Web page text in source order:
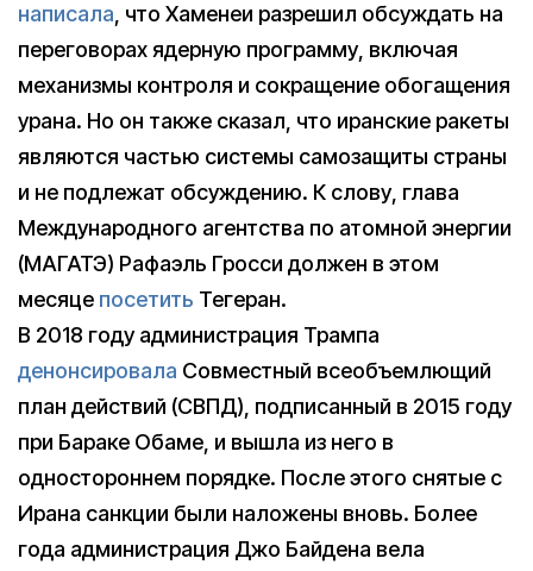
написала, что Хаменеи разрешил обсуждать на
переговорах ядерную программу, включая
механизмы контроля и сокращение обогащения
урана. Но он также сказал, что иранские ракеты
являются частью системы самозащиты страны
и не подлежат обсуждению. К слову, глава
Международного агентства по атомной энергии
(МАГАТЭ) Рафаэль Гросси должен в этом
месяце посетить Тегеран.
В 2018 году администрация Трампа
денонсировала Совместный всеобъемлющий
план действий (СВПД), подписанный в 2015 году
при Бараке Обаме, и вышла из него в
одностороннем порядке. После этого снятые с
Ирана санкции были наложены вновь. Более
года администрация Джо Байдена вела